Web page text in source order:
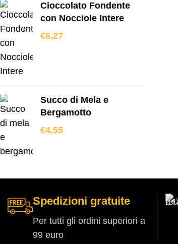
Cioccolato Fondente
con Nocciole Intere
€6,27
Succo di Mela e
Bergamotto
€4,55
Spedizioni gratuite
Per tutti gli ordini superiori a
99 euro